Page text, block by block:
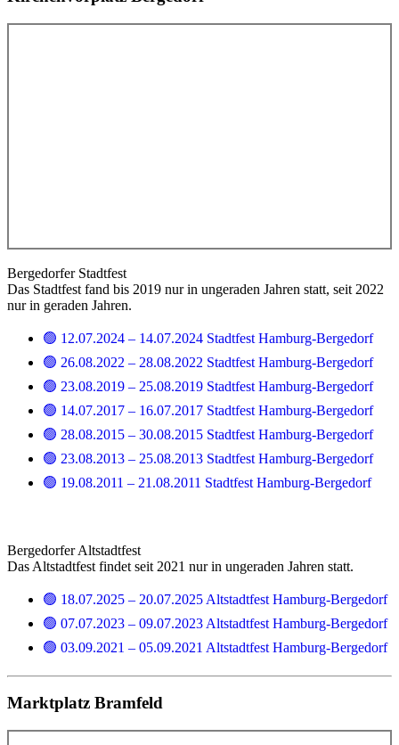
Bergedorfer Stadtfest
Das Stadtfest fand bis 2019 nur in ungeraden Jahren statt, seit 2022
nur in geraden Jahren.
🟢 12.07.2024 – 14.07.2024 Stadtfest Hamburg-Bergedorf
🟢 26.08.2022 – 28.08.2022 Stadtfest Hamburg-Bergedorf
🟢 23.08.2019 – 25.08.2019 Stadtfest Hamburg-Bergedorf
🟢 14.07.2017 – 16.07.2017 Stadtfest Hamburg-Bergedorf
🟢 28.08.2015 – 30.08.2015 Stadtfest Hamburg-Bergedorf
🟢 23.08.2013 – 25.08.2013 Stadtfest Hamburg-Bergedorf
🟢 19.08.2011 – 21.08.2011 Stadtfest Hamburg-Bergedorf
Bergedorfer Altstadtfest
Das Altstadtfest findet seit 2021 nur in ungeraden Jahren statt.
🟢 18.07.2025 – 20.07.2025 Altstadtfest Hamburg-Bergedorf
🟢 07.07.2023 – 09.07.2023 Altstadtfest Hamburg-Bergedorf
🟢 03.09.2021 – 05.09.2021 Altstadtfest Hamburg-Bergedorf
Marktplatz Bramfeld